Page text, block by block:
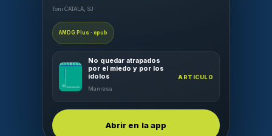
Toni CATALÁ, SJ
AMDG Plus · epub
No quedar atrapados
por el miedo y por los
ídolos
Manresa
ARTICULO
Abrir en la app